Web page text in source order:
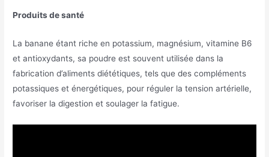
Produits de santé
La banane étant riche en potassium, magnésium, vitamine B6
et antioxydants, sa poudre est souvent utilisée dans la
fabrication d’aliments diététiques, tels que des compléments
potassiques et énergétiques, pour réguler la tension artérielle,
favoriser la digestion et soulager la fatigue.